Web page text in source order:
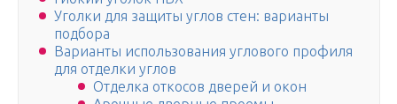
Уголки для защиты углов стен: варианты
подбора
Варианты использования углового профиля
для отделки углов
Отделка откосов дверей и окон